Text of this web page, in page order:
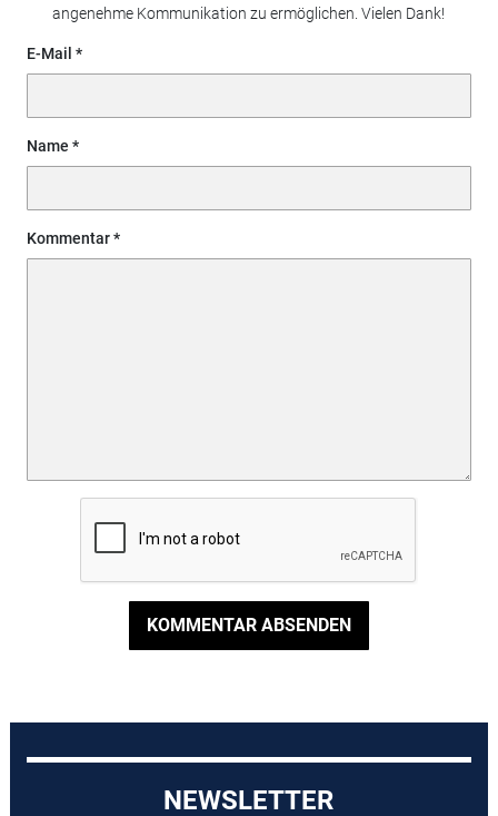
angenehme Kommunikation zu ermöglichen. Vielen Dank!
E-Mail
Name
Kommentar
KOMMENTAR ABSENDEN
NEWSLETTER